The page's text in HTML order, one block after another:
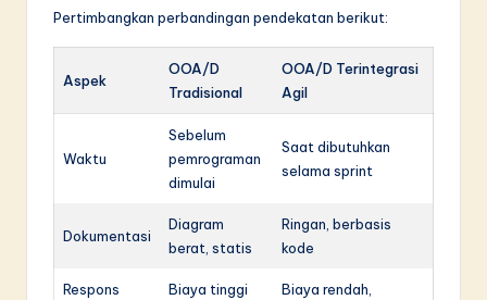
Pertimbangkan perbandingan pendekatan berikut:
Aspek
OOA/D
Tradisional
OOA/D Terintegrasi
Agil
Waktu
Sebelum
pemrograman
dimulai
Saat dibutuhkan
selama sprint
Dokumentasi
Diagram
berat, statis
Ringan, berbasis
kode
Respons
Biaya tinggi
Biaya rendah,